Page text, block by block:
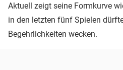
Aktuell zeigt seine Formkurve
in den letzten fünf Spielen
Begehrlichkeiten wecken.